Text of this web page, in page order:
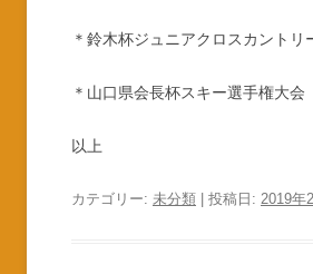
＊鈴木杯ジュニアクロスカントリ
＊山口県会長杯スキー選手権大会
以上
カテゴリー: 未分類 | 投稿日: 2019年